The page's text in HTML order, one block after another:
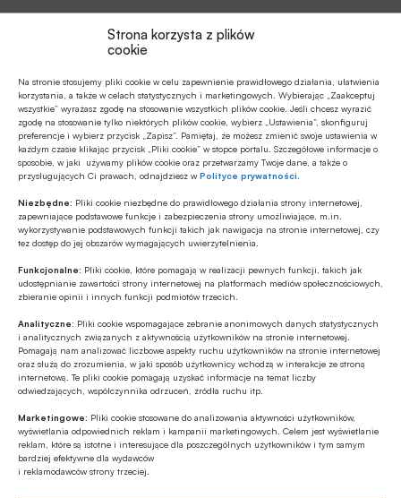
Strona korzysta z plików
cookie
Na stronie stosujemy pliki cookie w celu zapewnienie prawidłowego działania, ułatwienia
korzystania, a także w celach statystycznych i marketingowych. Wybierając „Zaakceptuj
wszystkie” wyrażasz zgodę na stosowanie wszystkich plików cookie. Jeśli chcesz wyrazić
zgodę na stosowanie tylko niektórych plików cookie, wybierz „Ustawienia”, skonfiguruj
preferencje i wybierz przycisk „Zapisz”. Pamiętaj, że możesz zmienić swoje ustawienia w
każdym czasie klikając przycisk „Pliki cookie” w stopce portalu. Szczegółowe informacje o
sposobie, w jaki używamy plików cookie oraz przetwarzamy Twoje dane, a także o
przysługujących Ci prawach, odnajdziesz wPolityce prywatności
Niezbędne: Pliki cookie niezbędne do prawidłowego działania strony internetowej,
zapewniające podstawowe funkcje i zabezpieczenia strony umożliwiające, m.in.
wykorzystywanie podstawowych funkcji takich jak nawigacja na stronie internetowej, czy
tez dostęp do jej obszarów wymagających uwierzytelnienia.
Funkcjonalne: Pliki cookie, które pomagają w realizacji pewnych funkcji, takich jak
udostępnianie zawartości strony internetowej na platformach mediów społecznościowych,
zbieranie opinii i innych funkcji podmiotów trzecich.
Analityczne: Pliki cookie wspomagające zebranie anonimowych danych statystycznych
i analitycznych związanych z aktywnością użytkowników na stronie internetowej.
Pomagają nam analizować liczbowe aspekty ruchu użytkowników na stronie internetowej
oraz służą do zrozumienia, w jaki sposób użytkownicy wchodzą w interakcje ze stroną
internetową. Te pliki cookie pomagają uzyskać informacje na temat liczby
odwiedzających, współczynnika odrzuceń, źródła ruchu itp.
Marketingowe: Pliki cookie stosowane do analizowania aktywności użytkowników,
wyświetlania odpowiednich reklam i kampanii marketingowych. Celem jest wyświetlanie
reklam, które są istotne i interesujące dla poszczególnych użytkowników i tym samym
bardziej efektywne dla wydawców
i reklamodawców strony trzeciej.
Polecamy
MULTIMEDIA
Banki mogą bezpośrednio finansować
przemysł zbrojeniowy
Zielone remonty odrębnym, masowym
segmentem rynku finansowania
bankowego?
Z RYNKU FINANSOWEGO
PKO BP o nowych zasadach
ustawowych w sprawach frankowych
MULTIMEDIA
Na czym polega faza Discovery?